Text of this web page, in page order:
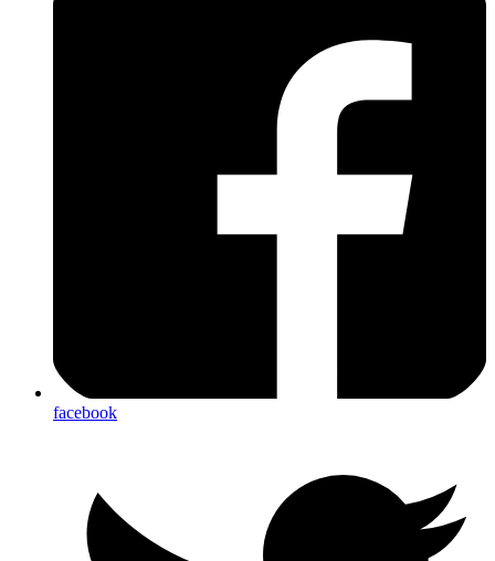
facebook